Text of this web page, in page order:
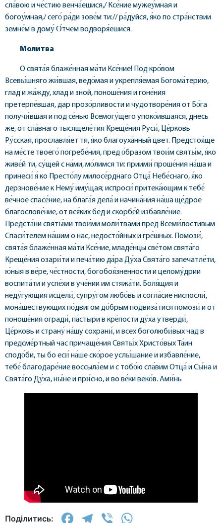
сла́вою и че́стию венча́ешися,/ Ксе́ние мужеу́мная и
богоу́мная,/ сего́ ра́ди зове́м ти:// ра́дуйся, я́ко по стра́нствии
земне́м в дому́ О́тчем водворя́ешися.
Молитва
О свята́я блаже́нная ма́ти Ксе́ние! Под кро́вом
Всевы́шняго жи́вшая, ведо́мая и укрепля́емая Богома́терию,
глад и жа́жду, хлад и зной, поноше́ния и гоне́ния
претерпе́вшая, дар прозо́рливости и чудотворе́ния от Бо́га
получи́вшая и под се́нью Всемогу́щего упоко́ившаяся, днесь
же, от сла́внаго тысящеле́тия Креще́ния Руси́, Це́рковь
Ру́сская, прославля́ет тя, я́ко благоуха́нный цвет. Предстоя́ще
на ме́сте твоего́ погребе́ния, пред о́бразом твои́м святы́м, я́ко
живе́й ти, су́щей с на́ми, мо́лимся ти: приими́ проше́ния на́ша и
принеси́ я́ ко Престо́лу милосе́рднаго Отца́ Небе́снаго, я́ко
дерзнове́ние к Нему́ иму́щая; испроси́ притека́ющим к тебе́
ве́чное спасе́ние, на блага́я дела́ и начина́ния на́ша ще́дрое
благослове́ние, от вся́ких бед и скорбе́й избавле́ние.
Предста́ни святы́ми твои́ми моли́твами пред Всеми́лостивым
Спаси́телем на́шим о нас, недосто́йных и гре́шных. Помози́,
свята́я блаже́нная ма́ти Ксе́ние, младе́нцы све́том свята́го
Креще́ния озари́ти и печа́тию да́ра Ду́ха Свята́го запечатле́ти,
ю́ныя в ве́ре, че́стности, богобоя́зненности и целому́дрии
воспита́ти и успе́хи в уче́нии им стяжа́ти. Боля́щия и
неду́гующия исцели́, супру́гом любо́вь и согла́сие ниспосли́,
мона́шествующих по́двигом до́брым подвиза́тися помози́ и от
поноше́ния огради́, па́стыри в кре́пости ду́ха утверди́,
Це́рковь и страну́ на́шу сохрани́, и всех боголюби́вых чад в
предсме́ртный час причаще́ния Святы́х Христо́вых Та́ин
сподо́би, ты бо еси́ на́ше ско́рое услы́шание и избавле́ние,
тебе́ благодаре́ние воссыла́ем и с тобо́ю сла́вим Отца́ и Сы́на и
Свята́го Ду́ха, ны́не и при́сно, и во ве́ки веко́в. Ами́нь
Поділитись: Facebook
Telegram
Viber